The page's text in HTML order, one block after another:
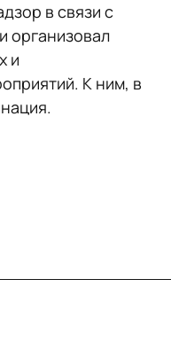
в связи с
организовал
и
К ним, в